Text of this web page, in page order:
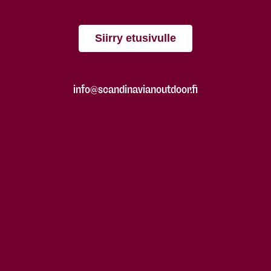
Siirry etusivulle
info@scandinavianoutdoor.fi